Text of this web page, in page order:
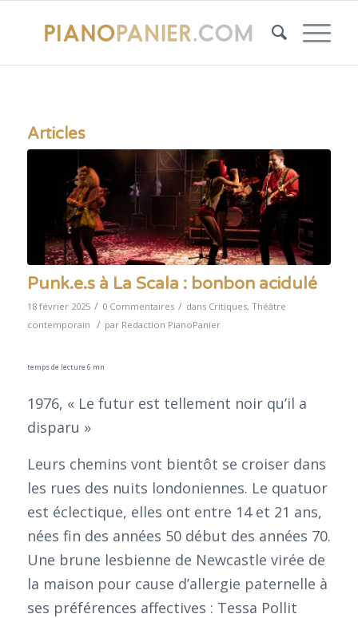
Articles
Punk.e.s à La Scala : bonbon acidulé
18 février 2025 / 0 Commentaires / dans Critiques, Théâtre
contemporain / par Redaction PianoPanier
temps de lecture 6 mn
1976, « Le futur est tellement noir qu’il a
disparu »
Leurs chemins vont bientôt se croiser dans
les rues des nuits londoniennes. Le quatuor
est éclectique, elles ont entre 14 et 21 ans,
nées fin des années 50 début des années 70.
Une brune lesbienne de Newcastle virée de
la maison pour cause d’allergie paternelle à
ses préférences affectives : Tessa Pollit